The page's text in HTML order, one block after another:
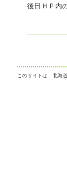
後日ＨＰ内
このサイトは、北海